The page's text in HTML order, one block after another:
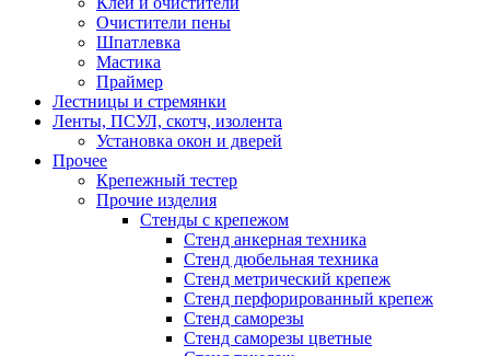
Очистители пены
Шпатлевка
Мастика
Праймер
Лестницы и стремянки
Ленты, ПСУЛ, скотч, изолента
Установка окон и дверей
Прочее
Крепежный тестер
Прочие изделия
Стенды с крепежом
Стенд анкерная техника
Стенд дюбельная техника
Стенд метрический крепеж
Стенд перфорированный крепеж
Стенд саморезы
Стенд саморезы цветные